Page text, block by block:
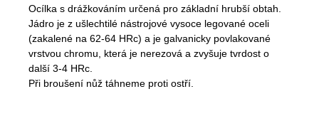
Ocílka s drážkováním určená pro základní hrubší obtah.
Jádro je z ušlechtilé nástrojové vysoce legované oceli
(zakalené na 62-64 HRc) a je galvanicky povlakované
vrstvou chromu, která je nerezová a zvyšuje tvrdost o
další 3-4 HRc.
Při broušení nůž táhneme proti ostří.